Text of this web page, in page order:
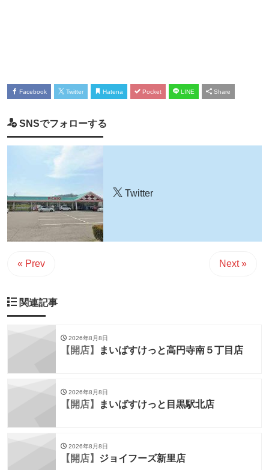
Facebook Twitter Hatena Pocket LINE Share
SNSでフォローする
Twitter
« Prev Next »
関連記事
2026年8月8日
【開店】 まいばすけっと高円寺南５丁目店
2026年8月8日
【開店】 まいばすけっと目黒駅北店
2026年8月8日
【開店】 ジョイフーズ新里店